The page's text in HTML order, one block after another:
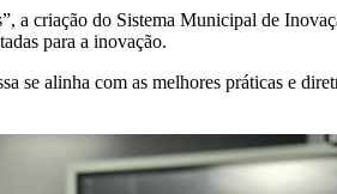
a criação do Sistema Municipal de
para a inovação.
se alinha com as melhores práticas e